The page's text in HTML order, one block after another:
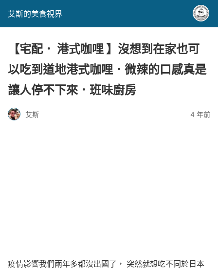
艾斯的美食視界
【宅配． 港式咖哩 】沒想到在家也可
以吃到道地港式咖哩．微辣的口感真是
讓人停不下來．班味廚房
艾斯 4 年前
疫情影響我們兩年多都沒出國了， 突然就想吃不同於日本